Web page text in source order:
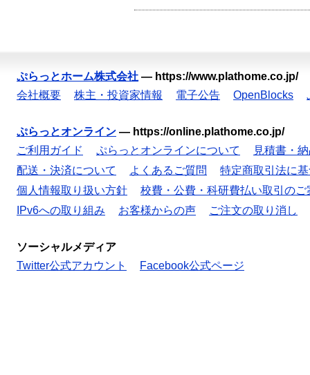
ぷらっとホーム株式会社 — https://www.plathome.co.jp/
会社概要
株主・投資家情報 電子公告 OpenBlocks
ぷらっとオンライン — https://online.plathome.co.jp/
ご利用ガイド
ぷらっとオンラインについて
見積書・
配送・決済について
よくあるご質問
特定商取引法に
個人情報取り扱い方針
校費・公費・科研費払い取引のご
IPv6への取り組み
お客様からの声 ご注文の取り消し
ソーシャルメディア
Twitter公式アカウント
Facebook公式ページ